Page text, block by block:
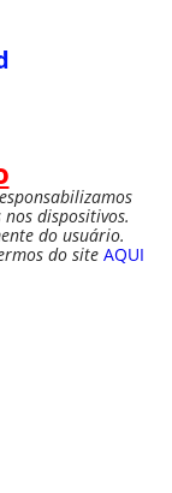
dispositivos.
do usuário.
do site AQUI